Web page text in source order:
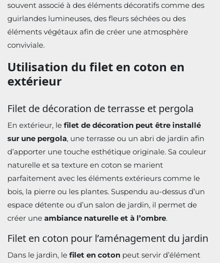
souvent associé à des éléments décoratifs comme des
guirlandes lumineuses, des fleurs séchées ou des
éléments végétaux afin de créer une atmosphère
conviviale.
Utilisation du filet en coton en
extérieur
Filet de décoration de terrasse et pergola
En extérieur, le filet de décoration peut être installé
sur une pergola, une terrasse ou un abri de jardin afin
d’apporter une touche esthétique originale. Sa couleur
naturelle et sa texture en coton se marient
parfaitement avec les éléments extérieurs comme le
bois, la pierre ou les plantes. Suspendu au-dessus d’un
espace détente ou d’un salon de jardin, il permet de
créer une ambiance naturelle et à l’ombre.
Filet en coton pour l’aménagement du jardin
Dans le jardin, le filet en coton peut servir d’élément